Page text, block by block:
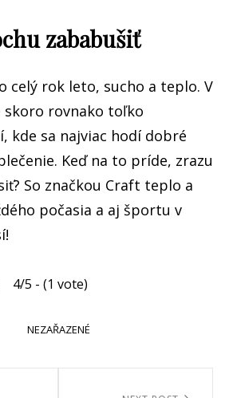
zababušiť
celý rok leto, sucho a teplo. V
rovnako toľko
kde sa najviac hodí dobré
Keď na to príde, zrazu
So značkou Craft teplo a
počasia a aj športu v
4/5 - (1 vote)
CATEGORIES
NEZAŘAZENÉ